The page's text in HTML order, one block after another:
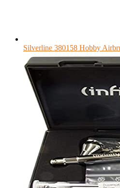
Silverline 380158 Hobby